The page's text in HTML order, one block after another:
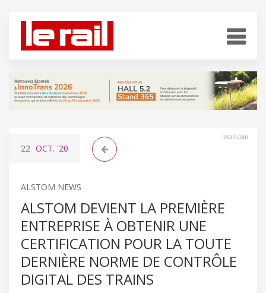
lerail.com
22 OCT. '20
ALSTOM NEWS
ALSTOM DEVIENT LA PREMIÈRE
ENTREPRISE À OBTENIR UNE
CERTIFICATION POUR LA TOUTE
DERNIÈRE NORME DE CONTRÔLE
DIGITAL DES TRAINS